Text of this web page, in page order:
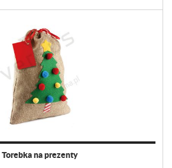
Torebka na prezenty